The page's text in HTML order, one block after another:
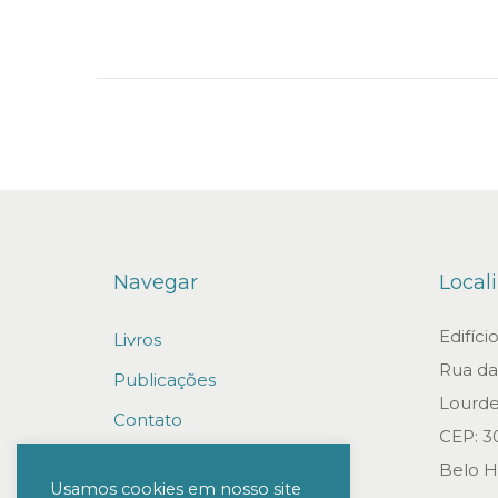
Navegar
Livros
Publicações
Contato
Rua
CEP:
Belo
Usamos cookies em nosso site